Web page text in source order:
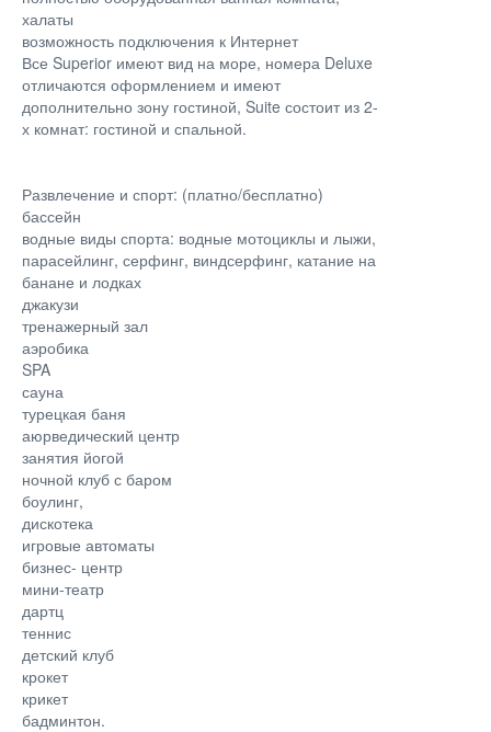
халаты
возможность подключения к Интернет
Все Superior имеют вид на море, номера Deluxe
отличаются оформлением и имеют
дополнительно зону гостиной, Suite состоит из 2-
х комнат: гостиной и спальной.
Развлечение и спорт: (платно/бесплатно)
бассейн
водные виды спорта: водные мотоциклы и лыжи,
парасейлинг, серфинг, виндсерфинг, катание на
банане и лодках
джакузи
тренажерный зал
аэробика
SPA
сауна
турецкая баня
аюрведический центр
занятия йогой
ночной клуб с баром
боулинг,
дискотека
игровые автоматы
бизнес- центр
мини-театр
дартц
теннис
детский клуб
крокет
крикет
бадминтон.